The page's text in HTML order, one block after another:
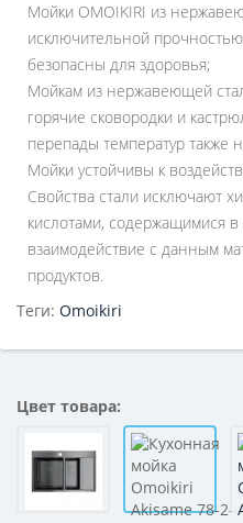
Мойки OMOIKIRI из
исключительной
безопасны для здоровья;
Мойкам из нержавеющей
горячие сковородки и
перепады температур также
Мойки устойчивы к
Свойства стали исключают
кислотами, содержащимися в
взаимодействие с данным
продуктов.
Теги: Omoikiri
Цвет товара: